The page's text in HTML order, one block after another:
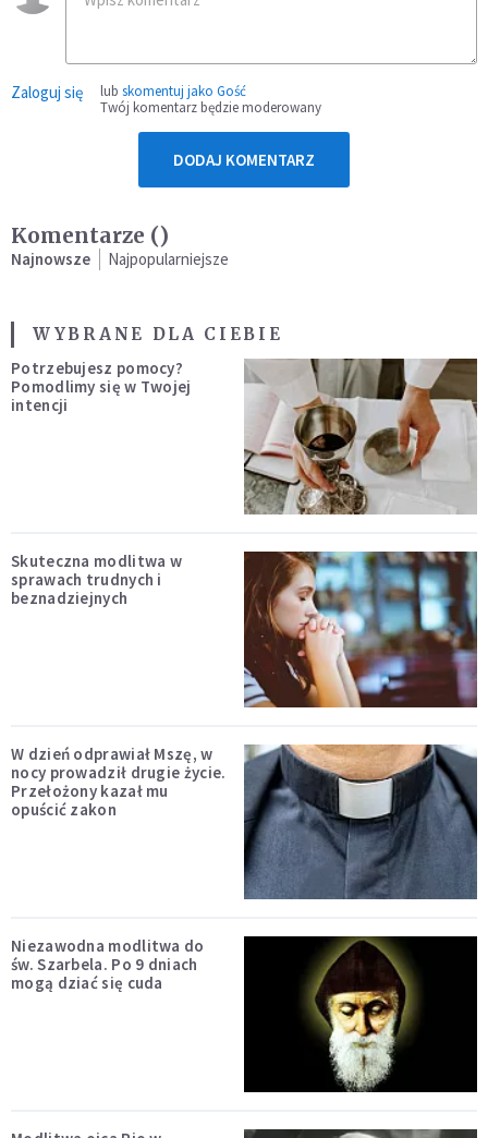
Zaloguj się lub skomentuj jako Gość
Twój komentarz będzie moderowany
DODAJ KOMENTARZ
Komentarze ()
Najnowsze Najpopularniejsze
WYBRANE DLA CIEBIE
Potrzebujesz pomocy?
Pomodlimy się w Twojej
intencji
Skuteczna modlitwa w
sprawach trudnych i
beznadziejnych
W dzień odprawiał Mszę, w
nocy prowadził drugie życie.
Przełożony kazał mu
opuścić zakon
Niezawodna modlitwa do
św. Szarbela. Po 9 dniach
mogą dziać się cuda